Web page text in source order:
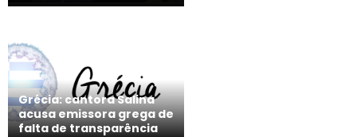
Grécia: cantora Salina
acusa emissora grega de
falta de transparência